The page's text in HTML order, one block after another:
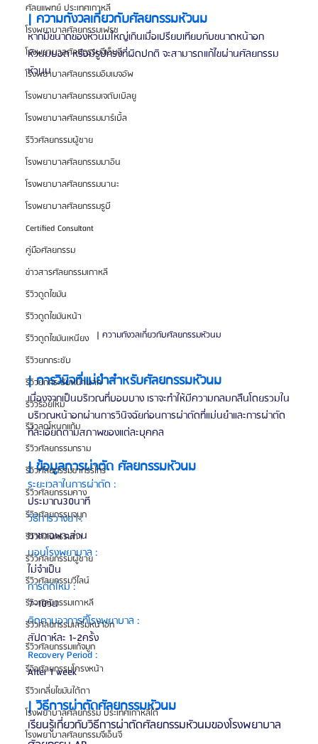
ศัลยแพทย์ ประเทศเกาหลี
โรงพยาบาลศัลยกรรมเฟรช
โรงพยาบาลศัลยกรรมจีเอ็นจี
โรงพยาบาลศัลยกรรมอิมเมจอัพ
โรงพยาบาลศัลยกรรมเจดับเบิลยู
โรงพยาบาลศัลยกรรมมาร์เบิ้ล
รีวิวศัลยกรรมผู้ชาย
โรงพยาบาลศัลยกรรมมาอิน
โรงพยาบาลศัลยกรรมนานะ
โรงพยาบาลศัลยกรรมรูบี
Certified Consultant
คู่มือศัลยกรรม
ข่าวสารศัลยกรรมเกาหลี
รีวิวดูดไขมัน
รีวิวดูดไขมันหน้า
รีวิวดูดไขมันเหนียง
รีวิวยกกระชับ
รีวิวยกกระชับหน้าผาก
รีวิวร้อยไหม
รีวิวลดโหนกแก้ม
รีวิวศัลยกรรมกราม
รีวิวศัลยกรรมขากรรไกร
รีวิวศัลยกรรมคาง
รีวิวศัลยกรรมจมูก
รีวิวศัลยกรรมตา
รีวิวศัลยกรรมผู้ชาย
รีวิวศัลยกรรมวีไลน์
รีวิวศัลยกรรมเกาหลี
รีวิวศัลยกรรมเสริมหน้าอก
รีวิวศัลยกรรมแก้จมูก
รีวิวศัลยกรรมโครงหน้า
รีวิวเกลี่ยไขมันใต้ตา
โรงพยาบาลศัลยกรรม ประเทศเกาหลีใต้
โรงพยาบาลศัลยกรรมจีเอ็นจี
| ความกังวลเกี่ยวกับศัลยกรรมหัวนม
หากมีขนาดของหัวนมใหญ่เกินเมื่อเปรียบเทียบกับขนาดหน้าอก
หัวนมบอด หรือมีรูปทรงที่ผิดปกติ จะสามารถแก้ไขผ่านศัลยกรรม
หัวนม
| ความกังวลเกี่ยวกับศัลยกรรมหัวนม
| การวินิจที่แม่ยำสำหรับศัลยกรรมหัวนม
เนื่องจากเป็นบริเวณที่บอบบาง เราจะทำให้มีความกลมกลืนโดยรวมใน
บริเวณหน้าอกผ่านการวินิจฉัยก่อนการผ่าตัดที่แม่นยำและการผ่าตัด
ที่ละเอียดตามสภาพของแต่ละบุคคล
| ข้อมูลการผ่าตัด ศัลยกรรมหัวนม
ระยะเวลาในการผ่าตัด :
ประมาณ30นาที
วิธีการวางยา :
ยาชาเฉพาะส่วน
นอนโรงพยาบาล :
ไม่จำเป็น
การตัดไหม :
7~10วัน
ติดตามอาการที่โรงพยาบาล :
สัปดาห์ละ 1~2ครั้ง
Recovery Period :
After 1 week
| วิธีการผ่าตัดศัลยกรรมหัวนม
เรียนรู้เกี่ยวกับวิธีการผ่าตัดศัลยกรรมหัวนมของโรงพยาบาล